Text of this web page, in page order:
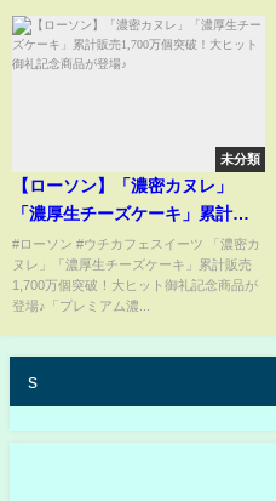
未分類
【ローソン】「濃密カヌレ」
「濃厚生チーズケーキ」累計販
売1,700万個突破！大ヒット御礼
記念商品が登場♪
#ローソン #ウチカフェスイーツ 「濃密カ
ヌレ」「濃厚生チーズケーキ」累計販売
1,700万個突破！大ヒット御礼記念商品が
登場♪「プレミアム濃...
s